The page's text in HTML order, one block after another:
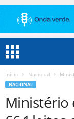
Início Nacional
NACIONAL
Ministério